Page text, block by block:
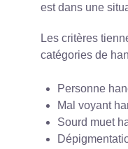
est dans une
Les critères
catégories de
Personne
Mal voyant
Sourd muet